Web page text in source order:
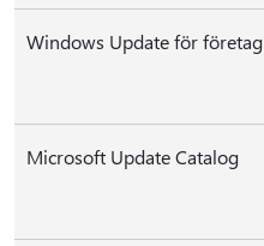
Windows Update för företag
Microsoft Update Catalog